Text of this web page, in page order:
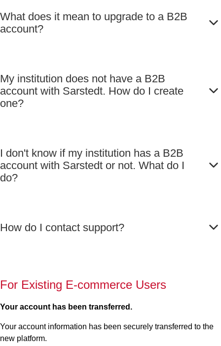
What does it mean to upgrade to a B2B
account?
My institution does not have a B2B
account with Sarstedt. How do I create
one?
I don't know if my institution has a B2B
account with Sarstedt or not. What do I
do?
How do I contact support?
For Existing E-commerce Users
Your account has been transferred.
Your account information has been securely transferred to the
new platform.